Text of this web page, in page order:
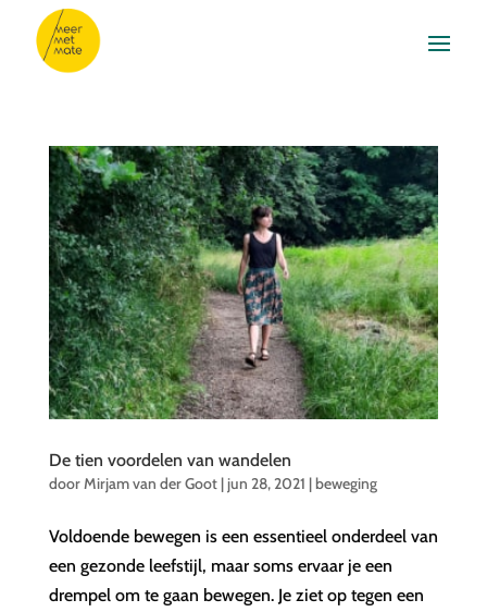
De tien voordelen van wandelen
door Mirjam van der Goot|jun 28, 2021 |beweging
Voldoende bewegen is een essentieel onderdeel van
een gezonde leefstijl, maar soms ervaar je een
drempel om te gaan bewegen. Je ziet op tegen een